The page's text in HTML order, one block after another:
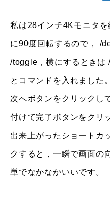
私は28インチ4Kモニタ
に90度回転するので， /
/toggle，横にするとき
とコマンドを入れました。
次へボタンをクリックし
付けて完了ボタンをクリ
出来上がったショートカ
クすると，一瞬で画面の
単でなかなかいいです。